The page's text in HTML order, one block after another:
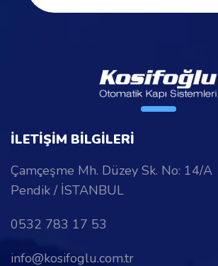
İLETİŞİM BİLGİLERİ
Çamçeşme Mh. Düzey Sk. No: 14/A
Pendik / İSTANBUL
0532 783 17 53
info@kosifoglu.com.tr